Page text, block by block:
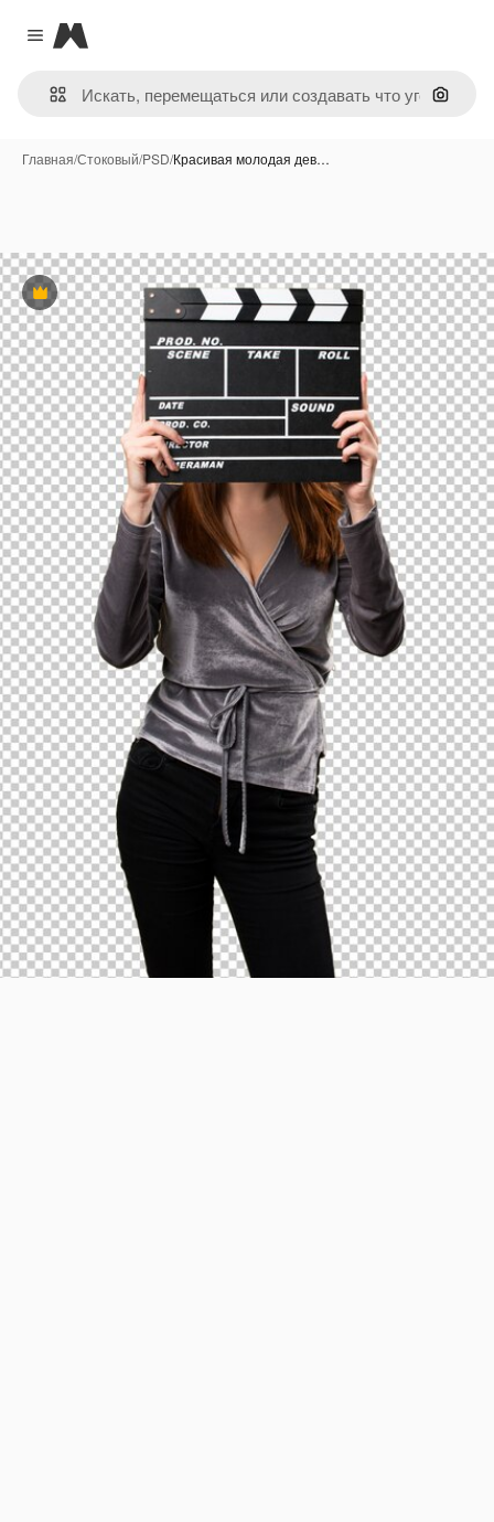
Close menu
Magnific
Поиск
Главная/Стоковый/PSD/Красивая молодая дев…
Премиум